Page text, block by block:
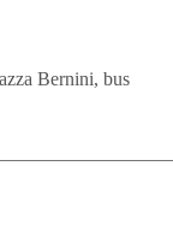
Bernini, bus